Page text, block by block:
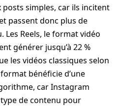
simples, car ils incitent
passent donc plus de
Reels, le format vidéo
générer jusqu’à 22 %
les vidéos classiques selon
bénéficie d’une
car Instagram
de contenu pour